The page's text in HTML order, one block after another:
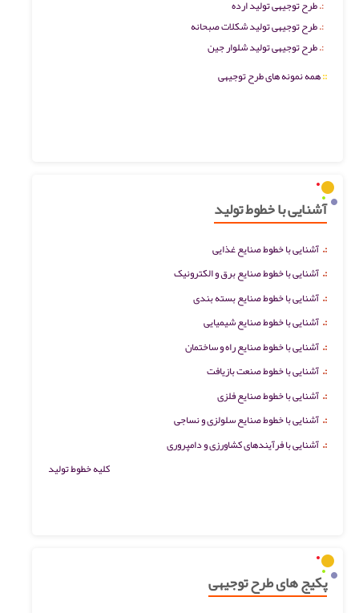
طرح توجیهی تولید ارده
طرح توجیهی تولید شکلات صبحانه
طرح توجیهی تولید شلوار جین
::همه نمونه های طرح توجیهی
آشنایی با خطوط تولید
:. آشنایی با خطوط صنایع غذایی
:. آشنایی با خطوط صنایع برق و الکترونیک
:. آشنایی با خطوط صنایع بسته بندی
:. آشنایی با خطوط صنایع شیمیایی
:. آشنایی با خطوط صنایع راه و ساختمان
:. آشنایی با خطوط صنعت بازیافت
:. آشنایی با خطوط صنایع فلزی
:. آشنایی با خطوط صنایع سلولزی و نساجی
:. آشنایی با فرآیندهای کشاورزی و دامپروری
کلیه خطوط تولید
پکیج های طرح توجیهی